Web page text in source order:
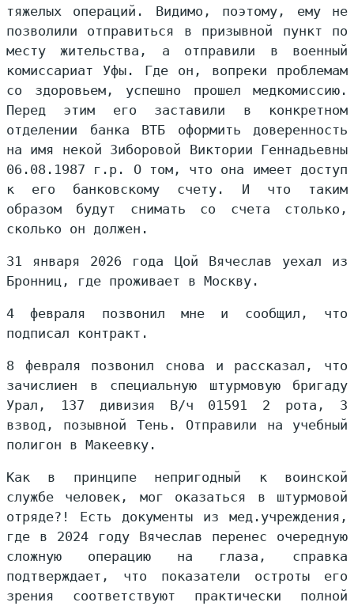
тяжелых операций. Видимо, поэтому, ему не
позволили отправиться в призывной пункт по
месту жительства, а отправили в военный
комиссариат Уфы. Где он, вопреки проблемам
со здоровьем, успешно прошел медкомиссию.
Перед этим его заставили в конкретном
отделении банка ВТБ оформить доверенность
на имя некой Зиборовой Виктории Геннадьевны
06.08.1987 г.р. О том, что она имеет доступ
к его банковскому счету. И что таким
образом будут снимать со счета столько,
сколько он должен.
31 января 2026 года Цой Вячеслав уехал из
Бронниц, где проживает в Москву.
4 февраля позвонил мне и сообщил, что
подписал контракт.
8 февраля позвонил снова и рассказал, что
зачислиен в специальную штурмовую бригаду
Урал, 137 дивизия В/ч 01591 2 рота, 3
взвод, позывной Тень. Отправили на учебный
полигон в Макеевку.
Как в принципе непригодный к воинской
службе человек, мог оказаться в штурмовой
отряде?! Есть документы из мед.учреждения,
где в 2024 году Вячеслав перенес очередную
сложную операцию на глаза, справка
подтверждает, что показатели остроты его
зрения соответствуют практически полной